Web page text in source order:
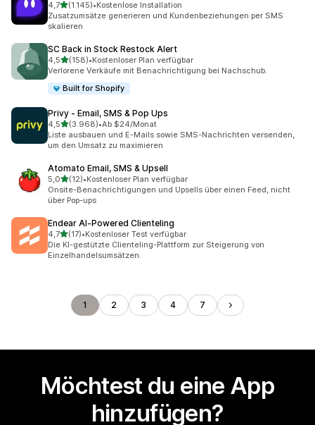
4,7von 5 Sternen
(1.145)
1145 Rezensionen insgesamt
•Kostenlose Installation
Zusatzumsätze generieren und Kundenbeziehungen per SMS
skalieren
SC Back in Stock Restock Alert
4,5von 5 Sternen
(158)
158 Rezensionen insgesamt
•Kostenloser Plan verfügbar
Verlorene Verkäufe mit Benachrichtigung bei Nachschub.
Built for Shopify
Privy ‑ Email, SMS & Pop Ups
4,5von 5 Sternen
(3.968)
3968 Rezensionen insgesamt
•Ab $24/Monat
Liste ausbauen und E-Mails sowie SMS-Nachrichten versenden,
um den Umsatz zu maximieren
Atomato Email, SMS & Upsell
5,0von 5 Sternen
(12)
12 Rezensionen insgesamt
•Kostenloser Plan verfügbar
Onsite-Benachrichtigungen und Upsells über einen Feed, nicht
über Pop-ups
Endear AI‑Powered Clienteling
4,7von 5 Sternen
(17)
17 Rezensionen insgesamt
•Kostenloser Test verfügbar
Die KI-gestützte Clienteling-Plattform zur Steigerung von
Einzelhandelsumsätzen.
1 2 3 4 7
Möchtest du eine App
hinzufügen?